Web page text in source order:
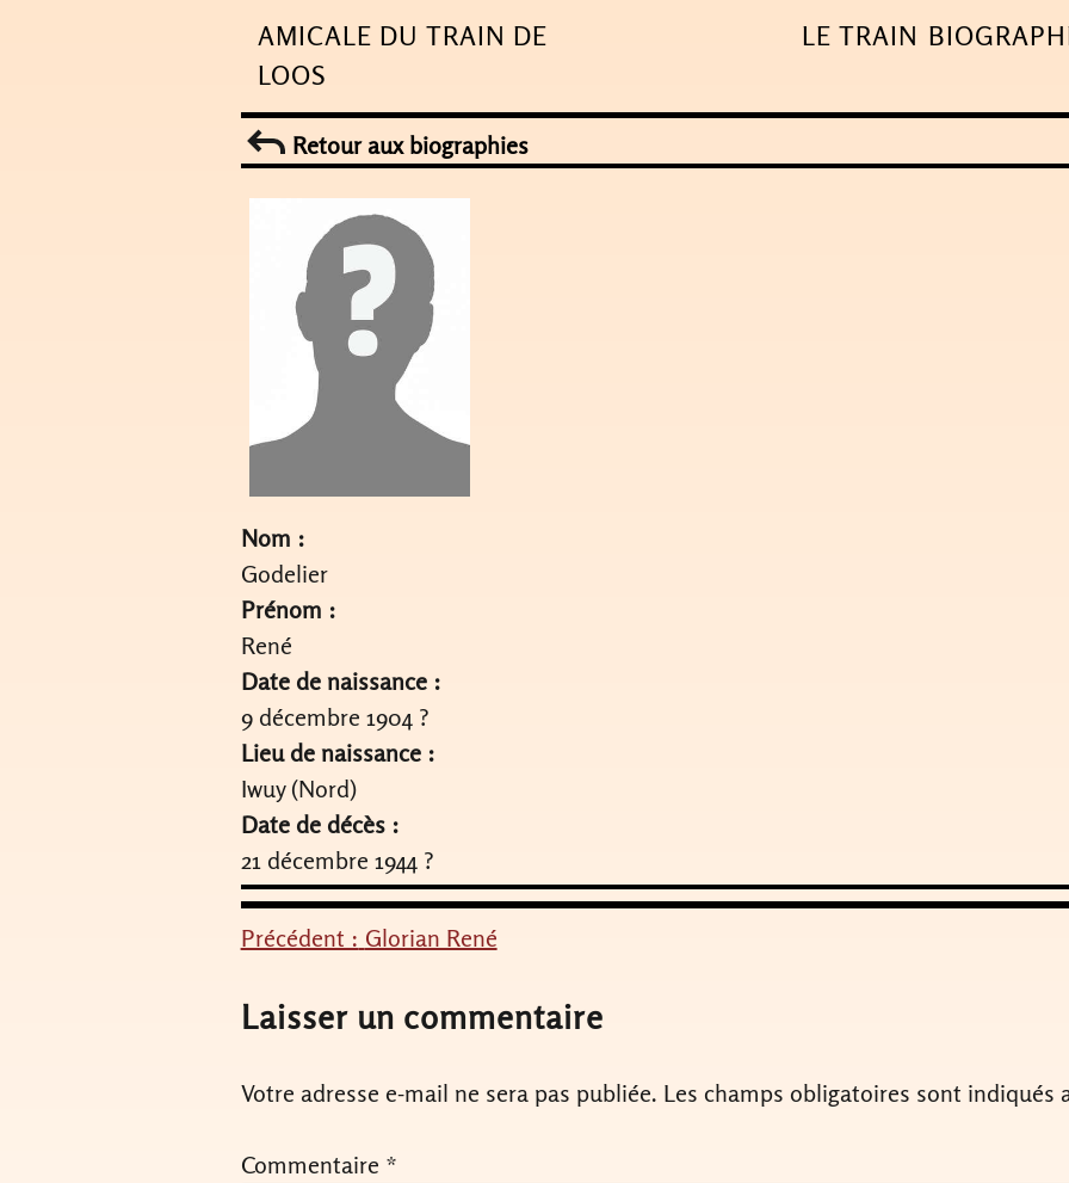
to
content
AMICALE DU TRAIN DE
LOOS
LE TRAIN
Retour aux biographies
Nom :
Godelier
Prénom :
René
Date de naissance :
9 décembre 1904 ?
Lieu de naissance :
Iwuy (Nord)
Date de décès :
21 décembre 1944 ?
Navigation
de
Précédent : Glorian René
Laisser un commentaire
Votre adresse e-mail ne sera pas publiée. Les champs obligatoires sont indiqués
Commentaire *